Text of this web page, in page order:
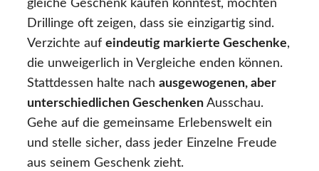
gleiche Geschenk kaufen könntest, möchten
Drillinge oft zeigen, dass sie einzigartig sind.
Verzichte auf eindeutig markierte Geschenke,
die unweigerlich in Vergleiche enden können.
Stattdessen halte nach ausgewogenen, aber
unterschiedlichen Geschenken Ausschau.
Gehe auf die gemeinsame Erlebenswelt ein
und stelle sicher, dass jeder Einzelne Freude
aus seinem Geschenk zieht.